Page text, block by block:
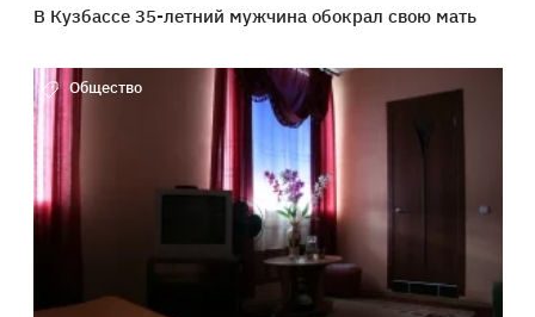
В Кузбассе 35-летний мужчина обокрал свою мать
Общество